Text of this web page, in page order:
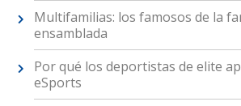
Multifamilias: los famosos de la
ensamblada
Por qué los deportistas de elite
eSports